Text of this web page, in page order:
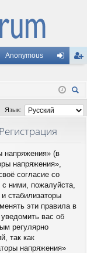
Anonymous
д ис
тр
ск
Язык:
напряжения» (в
напряжения»,
согласие со
ними, пожалуйста,
стабилизаторы
эти правила в
вас об
регулярно
так как
напряжения»